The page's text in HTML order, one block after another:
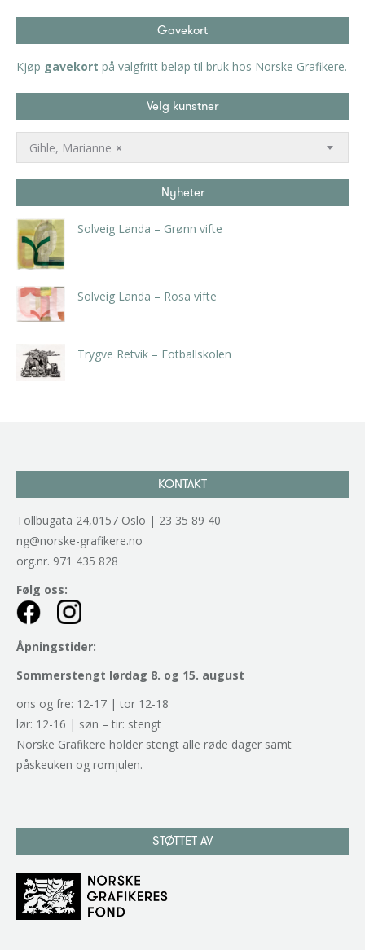
Gavekort
Kjøp gavekort på valgfritt beløp til bruk hos Norske Grafikere.
Velg kunstner
×
Gihle, Marianne
Nyheter
Solveig Landa – Grønn vifte
Solveig Landa – Rosa vifte
Trygve Retvik – Fotballskolen
KONTAKT
Tollbugata 24,0157 Oslo | 23 35 89 40
ng@norske-grafikere.no
org.nr. 971 435 828
Følg oss:
Åpningstider:
Sommerstengt lørdag 8. og 15. august
ons og fre: 12-17 | tor 12-18
lør: 12-16 | søn – tir: stengt
Norske Grafikere holder stengt alle røde dager samt
påskeuken og romjulen.
STØTTET AV